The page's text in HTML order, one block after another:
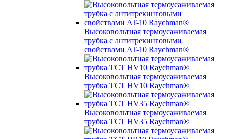
Высоковольтная термоусаживаемая
трубка с антитрекинговыми
свойствами AT-10 Raychman®
Высоковольтная термоусаживаемая
трубка TCT HV10 Raychman®
Высоковольтная термоусаживаемая
трубка TCT HV35 Raychman®